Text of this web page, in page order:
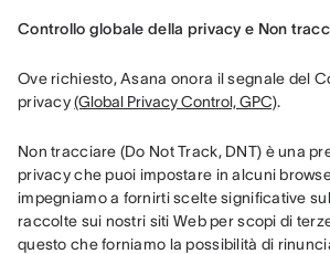
Controllo globale della privacy e Non
Ove richiesto, Asana onora il segnale del
privacy (Global Privacy Control, GPC).
Non tracciare (Do Not Track, DNT) è una
privacy che puoi impostare in alcuni
impegniamo a fornirti scelte significative
raccolte sui nostri siti Web per scopi di
questo che forniamo la possibilità di